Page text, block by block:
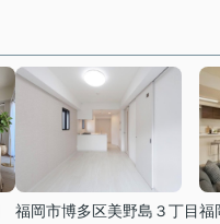
福岡市博多区美野島３丁目福